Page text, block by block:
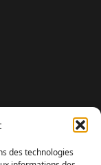
des technologies
Mercedes-Benz
/